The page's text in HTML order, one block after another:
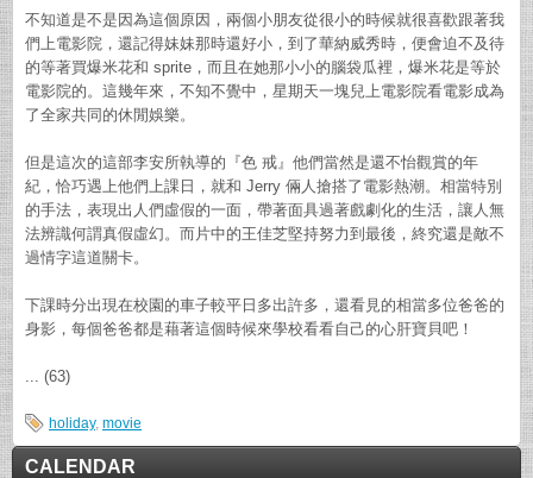
不知道是不是因為這個原因，兩個小朋友從很小的時候就很喜歡跟著我
們上電影院，還記得妹妹那時還好小，到了華納威秀時，便會迫不及待
的等著買爆米花和 sprite，而且在她那小小的腦袋瓜裡，爆米花是等於
電影院的。這幾年來，不知不覺中，星期天一塊兒上電影院看電影成為
了全家共同的休閒娛樂。
但是這次的這部李安所執導的『色 戒』他們當然是還不怡觀賞的年
紀，恰巧遇上他們上課日，就和 Jerry 倆人搶搭了電影熱潮。相當特別
的手法，表現出人們虛假的一面，帶著面具過著戲劇化的生活，讓人無
法辨識何謂真假虛幻。而片中的王佳芝堅持努力到最後，終究還是敵不
過情字這道關卡。
下課時分出現在校園的車子較平日多出許多，還看見的相當多位爸爸的
身影，每個爸爸都是藉著這個時候來學校看看自己的心肝寶貝吧！
... (63)
holiday, movie
CALENDAR